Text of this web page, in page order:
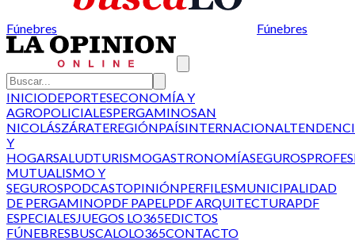
Fúnebres Fúnebres
INICIODEPORTESECONOMÍA Y
AGROPOLICIALESPERGAMINOSAN
NICOLÁSZÁRATEREGIÓNPAÍSINTERNACIONAL
Y
HOGARSALUDTURISMOGASTRONOMÍASEGUROS
MUTUALISMO Y
SEGUROSPODCASTOPINIÓNPERFILESMUNICIPALIDAD
DE PERGAMINOPDF PAPELPDF ARQUITECTURAPDF
ESPECIALESJUEGOS LO365EDICTOS
FÚNEBRESBUSCALOLO365CONTACTO